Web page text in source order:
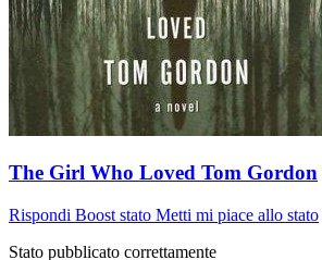
The Girl Who Loved Tom Gordon
Rispondi Boost stato Metti mi piace allo stato
Stato pubblicato correttamente